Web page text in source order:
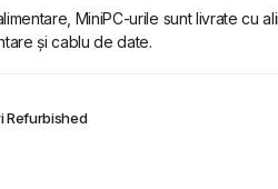
MiniPC-urile sunt livrate cu
și cablu de date.
Refurbished